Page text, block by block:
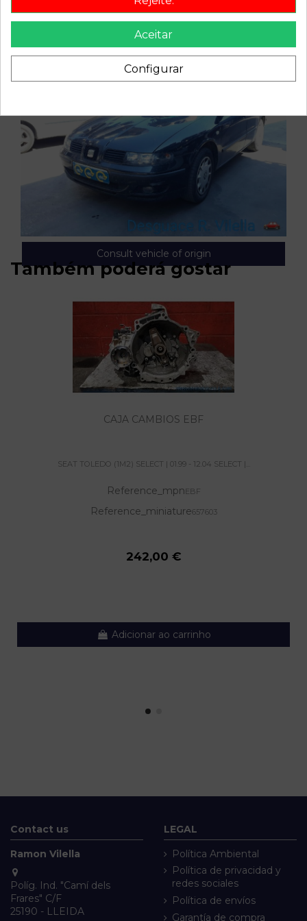
Consult vehicle of origin
Também poderá gostar
CAJA CAMBIOS EBF
SEAT TOLEDO (1M2) SELECT | 01.99 - 12.04 SELECT |...
Reference_mpnEBF
Reference_miniature657603
242,00 €
Adicionar ao carrinho
Contact us
Ramon Vilella
Políg. Ind. "Camí dels
Frares" C/F
25190 - LLEIDA
LEGAL
Política Ambiental
Política de privacidad y
redes sociales
Política de envíos
Garantía de compra
Aceitar
Configurar